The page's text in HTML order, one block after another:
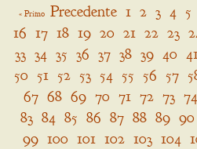
« Primo Precedente 1 2 3 4 5
16 17 18 19 20 21 22 23
33 34 35 36 37 38 39 40
50 51 52 53 54 55 56 57
67 68 69 70 71 72 73 74
83 84 85 86 87 88 89 90
99 100 101 102 103 104